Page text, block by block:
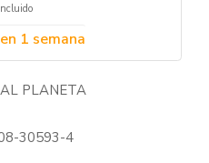
1 semana
PLANETA
30593-4